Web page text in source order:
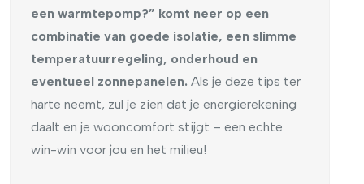
een warmtepomp?” komt neer op een
combinatie van goede isolatie, een slimme
temperatuurregeling, onderhoud en
eventueel zonnepanelen. Als je deze tips ter
harte neemt, zul je zien dat je energierekening
daalt en je wooncomfort stijgt – een echte
win-win voor jou en het milieu!